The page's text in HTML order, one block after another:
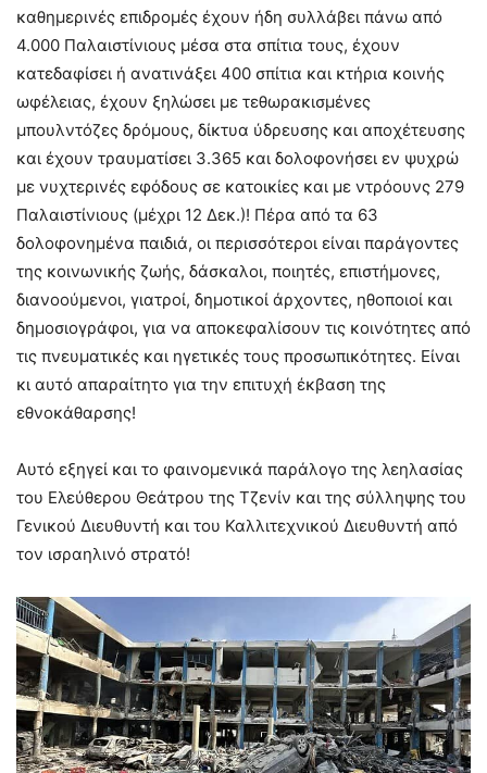
καθημερινές επιδρομές έχουν ήδη συλλάβει πάνω από
4.000 Παλαιστίνιους μέσα στα σπίτια τους, έχουν
κατεδαφίσει ή ανατινάξει 400 σπίτια και κτήρια κοινής
ωφέλειας, έχουν ξηλώσει με τεθωρακισμένες
μπουλντόζες δρόμους, δίκτυα ύδρευσης και αποχέτευσης
και έχουν τραυματίσει 3.365 και δολοφονήσει εν ψυχρώ
με νυχτερινές εφόδους σε κατοικίες και με ντρόουνς 279
Παλαιστίνιους (μέχρι 12 Δεκ.)! Πέρα από τα 63
δολοφονημένα παιδιά, οι περισσότεροι είναι παράγοντες
της κοινωνικής ζωής, δάσκαλοι, ποιητές, επιστήμονες,
διανοούμενοι, γιατροί, δημοτικοί άρχοντες, ηθοποιοί και
δημοσιογράφοι, για να αποκεφαλίσουν τις κοινότητες από
τις πνευματικές και ηγετικές τους προσωπικότητες. Είναι
κι αυτό απαραίτητο για την επιτυχή έκβαση της
εθνοκάθαρσης!
Αυτό εξηγεί και το φαινομενικά παράλογο της λεηλασίας
του Ελεύθερου Θεάτρου της Τζενίν και της σύλληψης του
Γενικού Διευθυντή και του Καλλιτεχνικού Διευθυντή από
τον ισραηλινό στρατό!